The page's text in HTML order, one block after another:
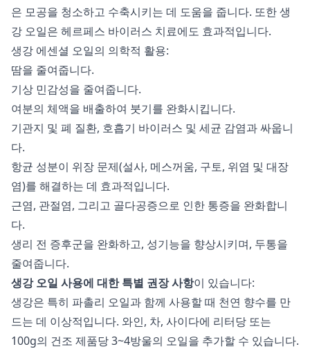
은 모공을 청소하고 수축시키는 데 도움을 줍니다. 또한 생
강 오일은 헤르페스 바이러스 치료에도 효과적입니다.
생강 에센셜 오일의 의학적 활용:
땀을 줄여줍니다.
기상 민감성을 줄여줍니다.
여분의 체액을 배출하여 붓기를 완화시킵니다.
기관지 및 폐 질환, 호흡기 바이러스 및 세균 감염과 싸웁니
다.
항균 성분이 위장 문제(설사, 메스꺼움, 구토, 위염 및 대장
염)를 해결하는 데 효과적입니다.
근염, 관절염, 그리고 골다공증으로 인한 통증을 완화합니
다.
생리 전 증후군을 완화하고, 성기능을 향상시키며, 두통을
줄여줍니다.
생강 오일 사용에 대한 특별 권장 사항이 있습니다:
생강은 특히 파촐리 오일과 함께 사용할 때 천연 향수를 만
드는 데 이상적입니다. 와인, 차, 사이다에 리터당 또는
100g의 건조 제품당 3~4방울의 오일을 추가할 수 있습니다.